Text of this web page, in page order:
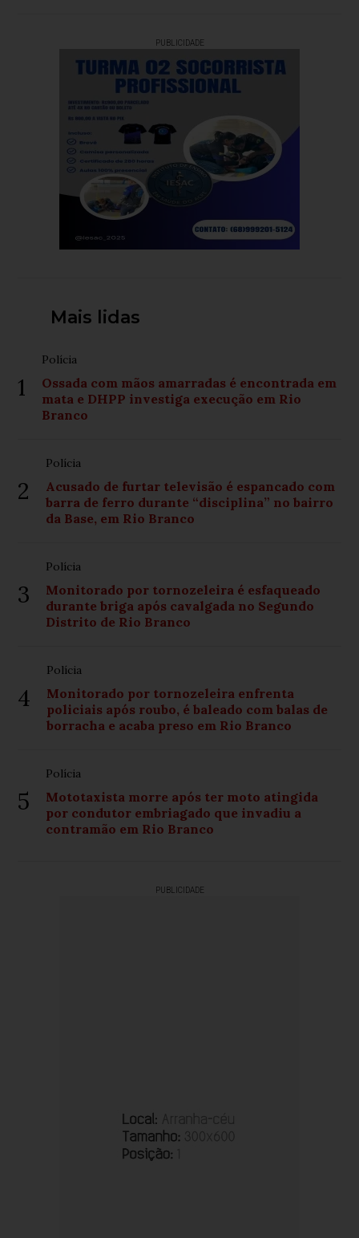
PUBLICIDADE
Mais lidas
1
Polícia
Ossada com mãos amarradas é encontrada em
mata e DHPP investiga execução em Rio
Branco
2
Polícia
Acusado de furtar televisão é espancado com
barra de ferro durante “disciplina” no bairro
da Base, em Rio Branco
3
Polícia
Monitorado por tornozeleira é esfaqueado
durante briga após cavalgada no Segundo
Distrito de Rio Branco
4
Polícia
Monitorado por tornozeleira enfrenta
policiais após roubo, é baleado com balas de
borracha e acaba preso em Rio Branco
5
Polícia
Mototaxista morre após ter moto atingida
por condutor embriagado que invadiu a
contramão em Rio Branco
PUBLICIDADE